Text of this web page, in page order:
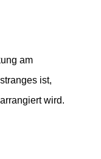
am
ist,
wird.